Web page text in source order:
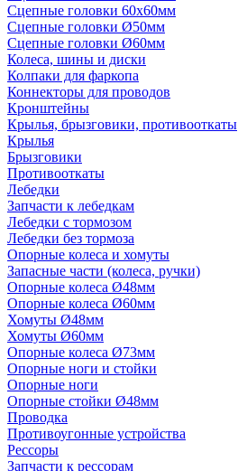
Сцепные головки 60x60мм
Сцепные головки Ø50мм
Сцепные головки Ø60мм
Колеса, шины и диски
Колпаки для фаркопа
Коннекторы для проводов
Кронштейны
Крылья, брызговики, противооткаты
Крылья
Брызговики
Противооткаты
Лебедки
Запчасти к лебедкам
Лебедки с тормозом
Лебедки без тормоза
Опорные колеса и хомуты
Запасные части (колеса, ручки)
Опорные колеса Ø48мм
Опорные колеса Ø60мм
Хомуты Ø48мм
Хомуты Ø60мм
Опорные колеса Ø73мм
Опорные ноги и стойки
Опорные ноги
Опорные стойки Ø48мм
Проводка
Противоугонные устройства
Рессоры
Запчасти к рессорам